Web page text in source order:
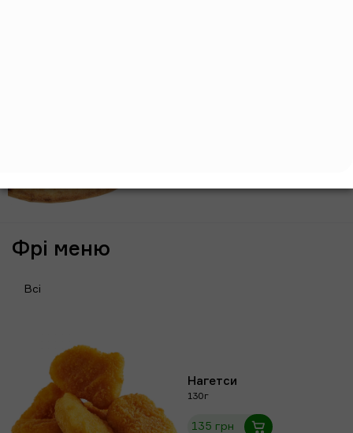
Фрі меню
Всі
Нагетси
130г
135 грн